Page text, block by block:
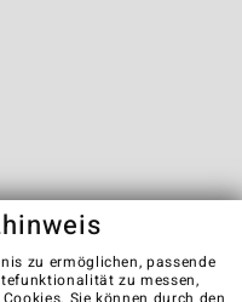
zu ermöglichen, passende
zu messen,